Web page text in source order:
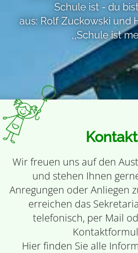
Schule ist - du
aus: Rolf Zuckowski und
,,Schule ist
Kontakt
Wir freuen uns auf den
und stehen Ihnen
Anregungen oder Anliegen
erreichen das
telefonisch, per Mail
Hier finden Sie alle